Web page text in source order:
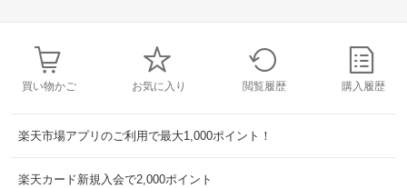
買い物かご お気に入り 閲覧履歴 購入履歴
楽天市場アプリのご利用で最大1,000ポイント！
楽天カード新規入会で2,000ポイント